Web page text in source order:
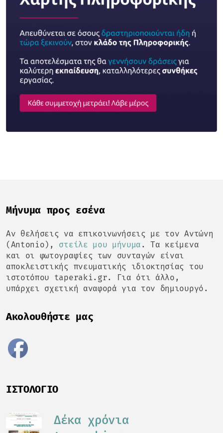
Mήνυμα προς εσένα
Αν θελήσεις να επικοινωνήσεις με τον Αντώνη
(Antonio), στείλε μου μήνυμα . Τα κείμενα
και οι φωτογραφίες των συνταγών είναι
αποκλειστικής πνευματικής ιδιοκτησίας του
ιστοτόπου taperaki.gr. Για ότι άλλο,
υπάρχει σχετική αναφορά για τον δημιουργό.
Ακολουθήστε μας
ΙΣΤΟΛΌΓΙΟ
Δέκα χρόνια